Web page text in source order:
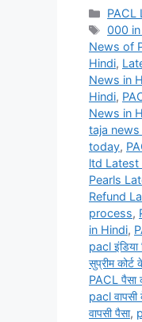
PACL
Tags
000 in
News of
Hindi,
News in
Hindi,
News in
taja
today,
ltd Latest
Pearls
Refund
process,
in Hindi,
pacl इंडिया
सुप्रीम
PACL पैसा
pacl वापसी
वापसी पैसा,